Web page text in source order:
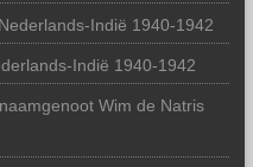
Indië 1940-1942
Indië 1940-1942
Wim de Natris